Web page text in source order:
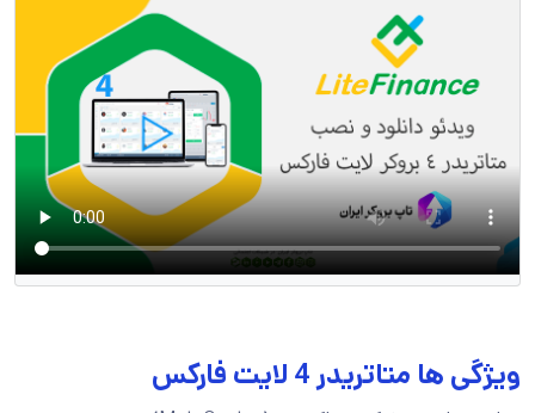
ویژگی ها متاتریدر 4 لایت فارکس